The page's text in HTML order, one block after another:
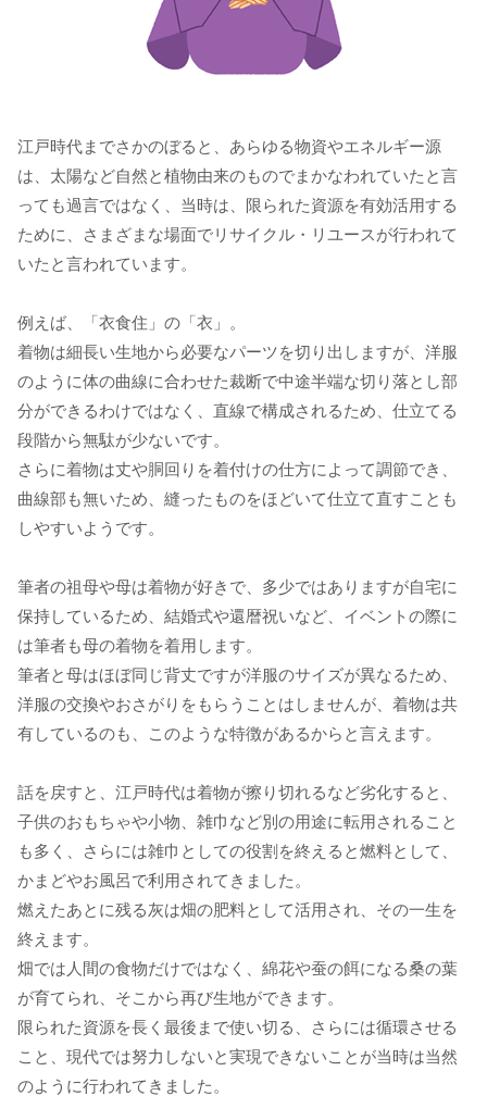
江戸時代までさかのぼると、あらゆる物資やエネルギー源
は、太陽など自然と植物由来のものでまかなわれていたと言
っても過言ではなく、当時は、限られた資源を有効活用する
ために、さまざまな場面でリサイクル・リユースが行われて
いたと言われています。
例えば、「衣食住」の「衣」。
着物は細長い生地から必要なパーツを切り出しますが、洋服
のように体の曲線に合わせた裁断で中途半端な切り落とし部
分ができるわけではなく、直線で構成されるため、仕立てる
段階から無駄が少ないです。
さらに着物は丈や胴回りを着付けの仕方によって調節でき、
曲線部も無いため、縫ったものをほどいて仕立て直すことも
しやすいようです。
筆者の祖母や母は着物が好きで、多少ではありますが自宅に
保持しているため、結婚式や還暦祝いなど、イベントの際に
は筆者も母の着物を着用します。
筆者と母はほぼ同じ背丈ですが洋服のサイズが異なるため、
洋服の交換やおさがりをもらうことはしませんが、着物は共
有しているのも、このような特徴があるからと言えます。
話を戻すと、江戸時代は着物が擦り切れるなど劣化すると、
子供のおもちゃや小物、雑巾など別の用途に転用されること
も多く、さらには雑巾としての役割を終えると燃料として、
かまどやお風呂で利用されてきました。
燃えたあとに残る灰は畑の肥料として活用され、その一生を
終えます。
畑では人間の食物だけではなく、綿花や蚕の餌になる桑の葉
が育てられ、そこから再び生地ができます。
限られた資源を長く最後まで使い切る、さらには循環させる
こと、現代では努力しないと実現できないことが当時は当然
のように行われてきました。